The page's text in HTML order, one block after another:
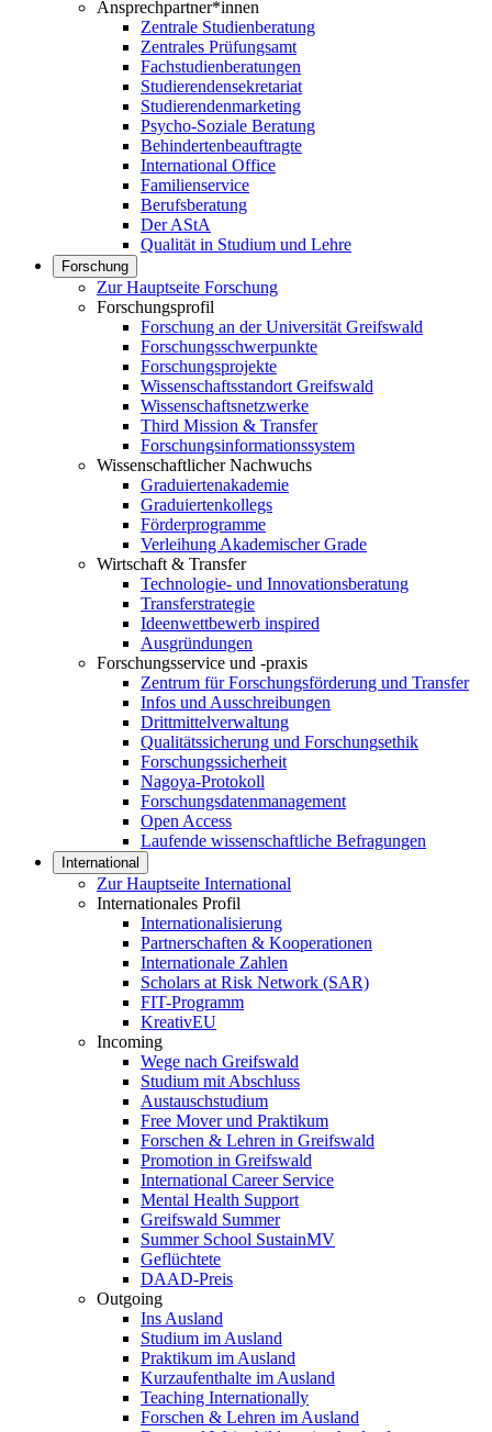
Ansprechpartner*innen
Zentrale Studienberatung
Zentrales Prüfungsamt
Fachstudienberatungen
Studierendensekretariat
Studierendenmarketing
Psycho-Soziale Beratung
Behindertenbeauftragte
International Office
Familienservice
Berufsberatung
Der AStA
Qualität in Studium und Lehre
Forschung
Zur Hauptseite Forschung
Forschungsprofil
Forschung an der Universität Greifswald
Forschungsschwerpunkte
Forschungsprojekte
Wissenschaftsstandort Greifswald
Wissenschaftsnetzwerke
Third Mission & Transfer
Forschungsinformationssystem
Wissenschaftlicher Nachwuchs
Graduiertenakademie
Graduiertenkollegs
Förderprogramme
Verleihung Akademischer Grade
Wirtschaft & Transfer
Technologie- und Innovationsberatung
Transferstrategie
Ideenwettbewerb inspired
Ausgründungen
Forschungsservice und -praxis
Zentrum für Forschungsförderung und Transfer
Infos und Ausschreibungen
Drittmittelverwaltung
Qualitätssicherung und Forschungsethik
Forschungssicherheit
Nagoya-Protokoll
Forschungsdatenmanagement
Open Access
Laufende wissenschaftliche Befragungen
International
Zur Hauptseite International
Internationales Profil
Internationalisierung
Partnerschaften & Kooperationen
Internationale Zahlen
Scholars at Risk Network (SAR)
FIT-Programm
KreativEU
Incoming
Wege nach Greifswald
Studium mit Abschluss
Austauschstudium
Free Mover und Praktikum
Forschen & Lehren in Greifswald
Promotion in Greifswald
International Career Service
Mental Health Support
Greifswald Summer
Summer School SustainMV
Geflüchtete
DAAD-Preis
Outgoing
Ins Ausland
Studium im Ausland
Praktikum im Ausland
Kurzaufenthalte im Ausland
Teaching Internationally
Forschen & Lehren im Ausland